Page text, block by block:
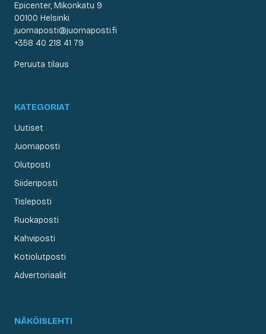
Epicenter, Mikonkatu 9
00100 Helsinki
juomaposti@juomaposti.fi
+358 40 218 41 79
Peruuta tilaus
KATEGORIAT
Uutiset
Juomaposti
Olutposti
Siideriposti
Tisleposti
Ruokaposti
Kahviposti
Kotiolutposti
Advertoriaalit
NÄKÖISLEHTI